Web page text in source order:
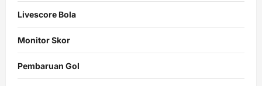
Livescore Bola
Monitor Skor
Pembaruan Gol